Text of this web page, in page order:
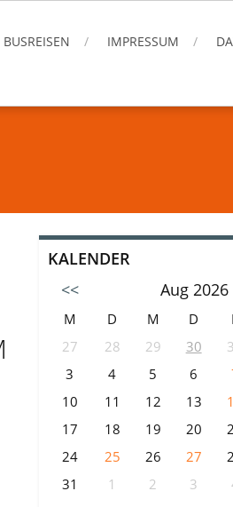
BUSREISEN IMPRESSUM
KALENDER
<<
Aug 2026
M D M D
27
28 29 30
3
4 5 6
10
11 12 13
17
18 19 20
24
25 26 27
31
1 2 3